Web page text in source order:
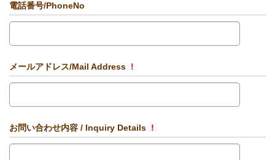
電話番号/PhoneNo
メールアドレス/Mail Address !
お問い合わせ内容 / Inquiry Details !